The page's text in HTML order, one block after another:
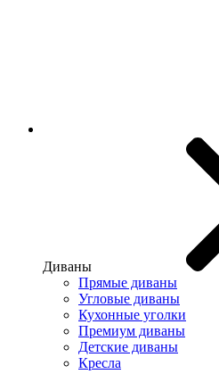
Диваны
Прямые диваны
Угловые диваны
Кухонные уголки
Премиум диваны
Детские диваны
Кресла